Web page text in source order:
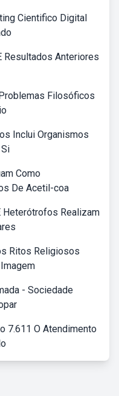
Cientifico Digital
Resultados Anteriores
Filosóficos
Inclui Organismos
Como
De Acetil-coa
Realizam
Ritos Religiosos
- Sociedade
7.611 O Atendimento